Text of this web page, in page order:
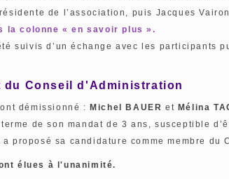
de l’association, puis Jacques
la colonne « en savoir plus ».
suivis d’un échange avec les participants
du Conseil d'Administration
démissionné : Michel BAUER et Mélina
de son mandat de 3 ans, susceptible
a proposé sa candidature comme membre du
élues à l'unanimité.